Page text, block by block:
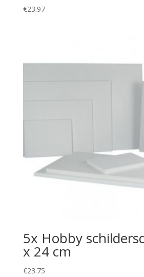
€23.97
5x Hobby
x 24 cm
€23.75